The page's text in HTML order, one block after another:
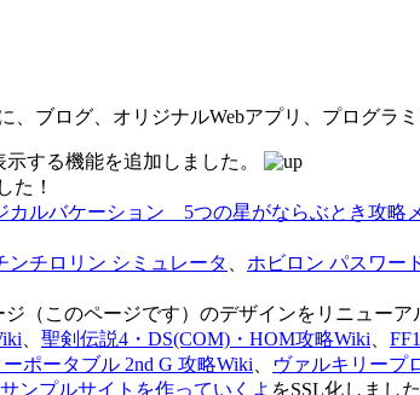
、ブログ、オリジナルWebアプリ、プログラ
する機能を追加しました。
た！
カルバケーション 5つの星がならぶとき攻略
ンチロリン シミュレータ ホビロン パスワー
（このページです）のデザインをリニューア
聖剣伝説4・DS(COM)・HOM攻略Wiki
ポータブル 2nd G 攻略Wiki ヴァルキリープ
ンプルサイトを作っていくよ をSSL化しました